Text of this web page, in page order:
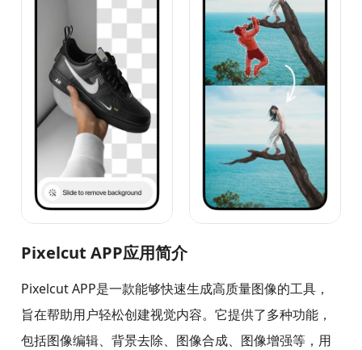
Pixelcut APP应用简介
Pixelcut APP是一款能够快速生成高质量图像的工具，
旨在帮助用户轻松创建视觉内容。它提供了多种功能，
包括图像编辑、背景去除、图像合成、图像增强等，用